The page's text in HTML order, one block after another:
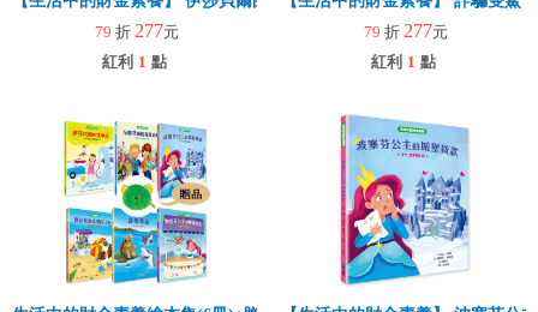
79 折 277元
紅利 1 點
79 折 277元
紅利 1 點